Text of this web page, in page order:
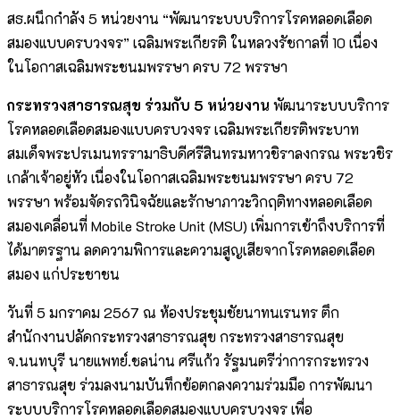
สธ.ผนึกกำลัง 5 หน่วยงาน “พัฒนาระบบบริการโรคหลอดเลือด
สมองแบบครบวงจร” เฉลิมพระเกียรติ ในหลวงรัชกาลที่ 10 เนื่อง
ในโอกาสเฉลิมพระชนมพรรษา ครบ 72 พรรษา
กระทรวงสาธารณสุข ร่วมกับ 5 หน่วยงาน พัฒนาระบบบริการ
โรคหลอดเลือดสมองแบบครบวงจร เฉลิมพระเกียรติพระบาท
สมเด็จพระปรเมนทรรามาธิบดีศรีสินทรมหาวชิราลงกรณ พระวชิร
เกล้าเจ้าอยู่หัว เนื่องในโอกาสเฉลิมพระชนมพรรษา ครบ 72
พรรษา พร้อมจัดรถวินิจฉัยและรักษาภาวะวิกฤติทางหลอดเลือด
สมองเคลื่อนที่ Mobile Stroke Unit (MSU) เพิ่มการเข้าถึงบริการที่
ได้มาตรฐาน ลดความพิการและความสูญเสียจากโรคหลอดเลือด
สมอง แก่ประชาชน
วันที่ 5 มกราคม 2567 ณ ห้องประชุมชัยนาทนเรนทร ตึก
สำนักงานปลัดกระทรวงสาธารณสุข กระทรวงสาธารณสุข
จ.นนทบุรี นายแพทย์.ชลน่าน ศรีแก้ว รัฐมนตรีว่าการกระทรวง
สาธารณสุข ร่วมลงนามบันทึกข้อตกลงความร่วมมือ การพัฒนา
ระบบบริการโรคหลอดเลือดสมองแบบครบวงจร เพื่อ